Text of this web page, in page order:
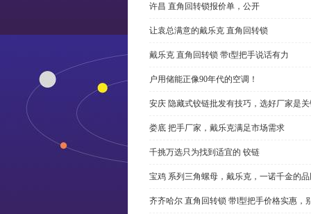
许昌 直角回转锁报价单，公开
让袁总满意的戴乐克 直角回转锁
戴乐克 直角回转锁 带t型把手说话有力
户用储能正像90年代的空调！
安庆 隐藏式铰链批发有技巧，选好厂家是
娄底 把手厂家，戴乐克满足市场需求
千挑万选只为找到适宜的 铰链
宝鸡 系列三角螺母，戴乐克，一诺千金的
齐齐哈尔 直角回转锁 带l型把手价格实惠，